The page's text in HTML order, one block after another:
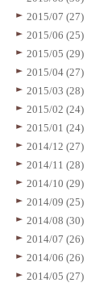
2015/07 (27)
2015/06 (25)
2015/05 (29)
2015/04 (27)
2015/03 (28)
2015/02 (24)
2015/01 (24)
2014/12 (27)
2014/11 (28)
2014/10 (29)
2014/09 (25)
2014/08 (30)
2014/07 (26)
2014/06 (26)
2014/05 (27)